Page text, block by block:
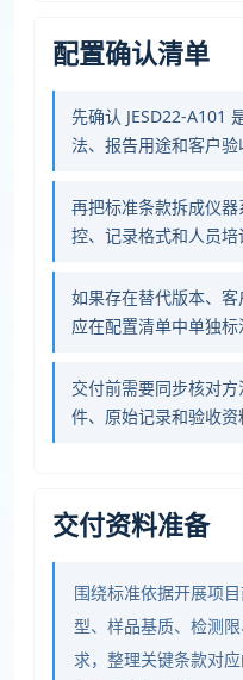
配置确认清单
先确认 JESD22-A101
法、报告用途和客户验
再把标准条款拆成仪
控、记录格式和人员培
如果存在替代版本、客
应在配置清单中单独标
交付前需要同步核对
件、原始记录和验收资
交付资料准备
围绕标准依据开展项
型、样品基质、检测
求，整理关键条款对